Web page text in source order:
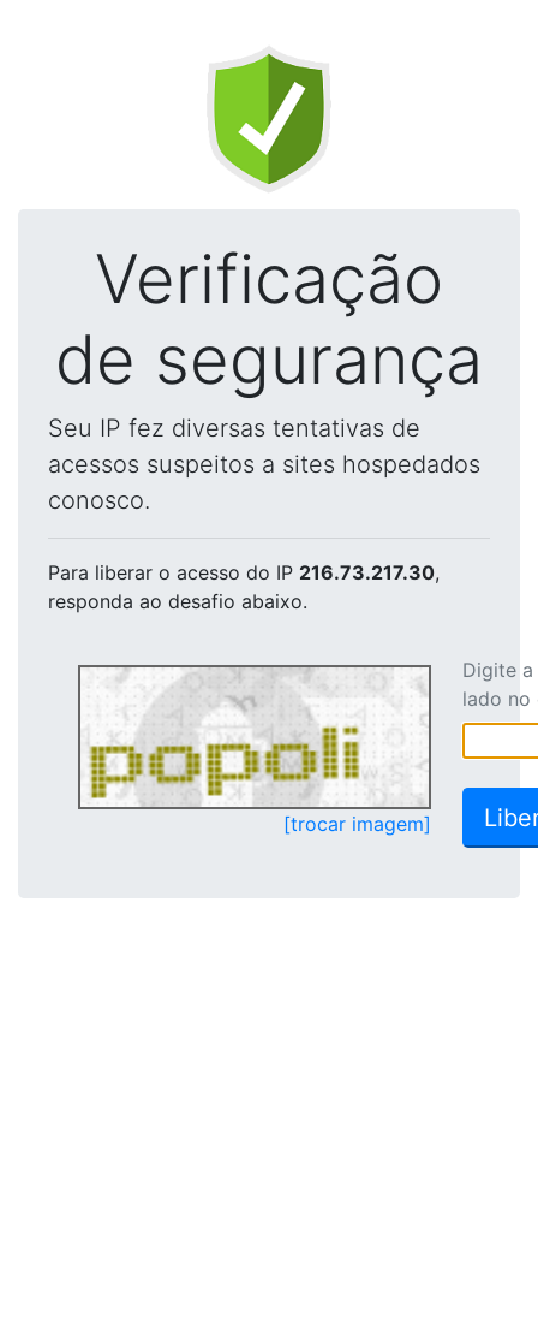
Verificação
de segurança
Seu IP fez diversas tentativas de
acessos suspeitos a sites hospedados
conosco.
Para liberar o acesso do IP 216.73.217.30,
responda ao desafio abaixo.
[trocar imagem]
Digite
lado no